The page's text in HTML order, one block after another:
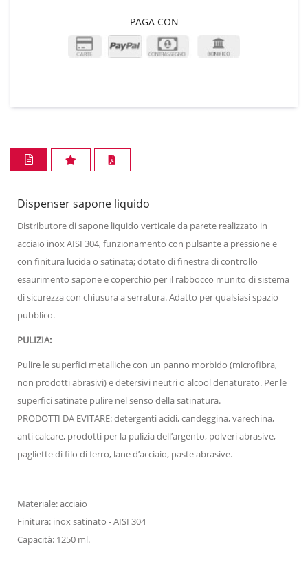
PAGA CON
Dispenser sapone liquido
Distributore di sapone liquido verticale da parete realizzato in
acciaio inox AISI 304, funzionamento con pulsante a pressione e
con finitura lucida o satinata; dotato di finestra di controllo
esaurimento sapone e coperchio per il rabbocco munito di sistema
di sicurezza con chiusura a serratura. Adatto per qualsiasi spazio
pubblico.
PULIZIA:
Pulire le superfici metalliche con un panno morbido (microfibra,
non prodotti abrasivi) e detersivi neutri o alcool denaturato. Per le
superfici satinate pulire nel senso della satinatura.
PRODOTTI DA EVITARE: detergenti acidi, candeggina, varechina,
anti calcare, prodotti per la pulizia dell’argento, polveri abrasive,
pagliette di filo di ferro, lane d’acciaio, paste abrasive.
Materiale: acciaio
Finitura: inox satinato - AISI 304
Capacità: 1250 ml.